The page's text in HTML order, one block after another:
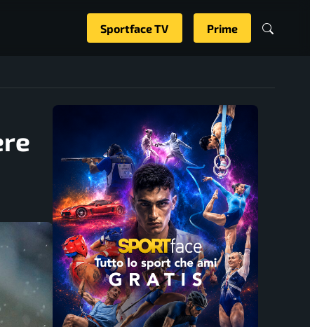
Sportface TV Prime